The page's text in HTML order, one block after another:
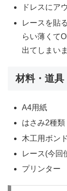
ドレスにア
レースを貼
らい薄くて
出てしまい
材料・道具
A4用紙
はさみ2種類
木工用ボンド
レース(今回
プリンター